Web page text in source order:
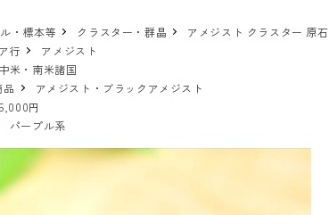
・標本等
クラスター・群晶
アメジスト クラスター 原石
ア行
アメジスト
中米・南米諸国
アメジスト・ブラックアメジスト
円
パープル系